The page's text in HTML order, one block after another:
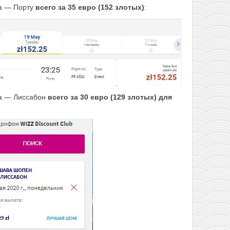
— Порту всего за 35 евро (152 злотых):
— Лиссабон всего за 30 евро (129 злотых) для